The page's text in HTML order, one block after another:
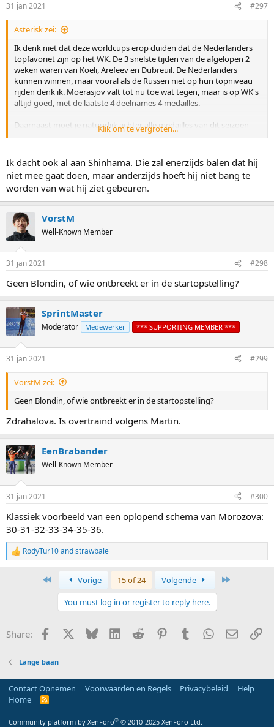
s
:
31 jan 2021 #297
Asterisk zei:
Ik denk niet dat deze worldcups erop duiden dat de Nederlanders
topfavoriet zijn op het WK. De 3 snelste tijden van de afgelopen 2
weken waren van Koeli, Arefeev en Dubreuil. De Nederlanders
kunnen winnen, maar vooral als de Russen niet op hun topniveau
rijden denk ik. Moerasjov valt tot nu toe wat tegen, maar is op WK's
altijd goed, met de laatste 4 deelnames 4 medailles.
Daarnaast moet je natuurlijk achter alle medailles van dit seizoen
een sterretje zetten vanwege de afwezigheid van Azië (Shinhama
de winnende tijd van vandaag).
Klik om te vergroten...
Ik dacht ook al aan Shinhama. Die zal enerzijds balen dat hij
niet mee gaat doen, maar anderzijds hoeft hij niet bang te
worden van wat hij ziet gebeuren.
VorstM
Well-Known Member
31 jan 2021 #298
Geen Blondin, of wie ontbreekt er in de startopstelling?
SprintMaster
Moderator Medewerker *** SUPPORTING MEMBER ***
31 jan 2021 #299
VorstM zei:
Geen Blondin, of wie ontbreekt er in de startopstelling?
Zdrahalova. Is overtraind volgens Martin.
EenBrabander
Well-Known Member
31 jan 2021 #300
Klassiek voorbeeld van een oplopend schema van Morozova:
30-31-32-33-34-35-36.
R
e
s
RodyTur10andstrawbale
Vorige 15 of 24 Volgende
You must log in or register to reply here.
Share: Facebook Bluesky LinkedInReddit PinterestTumblrWhatsApp
E-mail
Lange baan
Contact Opnemen Voorwaarden en Regels Privacybeleid
Help
Home
R
Community platform by XenForo® © 2010-2025 XenForo Ltd.